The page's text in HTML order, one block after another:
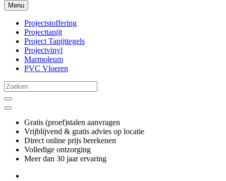
Menu
Projectstoffering
Projecttapijt
Project Tapijttegels
Projectvinyl
Marmoleum
PVC Vloeren
Gratis (proef)stalen aanvragen
Vrijblijvend & gratis advies op locatie
Direct online prijs berekenen
Volledige ontzorging
Meer dan 30 jaar ervaring